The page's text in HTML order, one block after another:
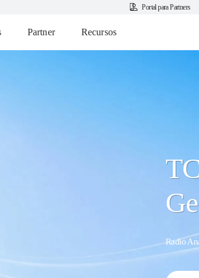
Portal para Partners
Partner Recursos
Radio